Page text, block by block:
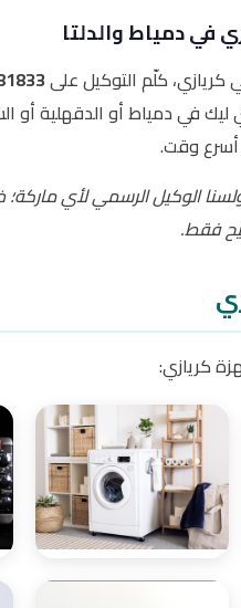
في دمياط والدلتا
كلّم التوكيل على
في دمياط أو الدقهلية أو
أسرع وقت.
الوكيل الرسمي لأي ماركة؛
فقط.
كريازي: